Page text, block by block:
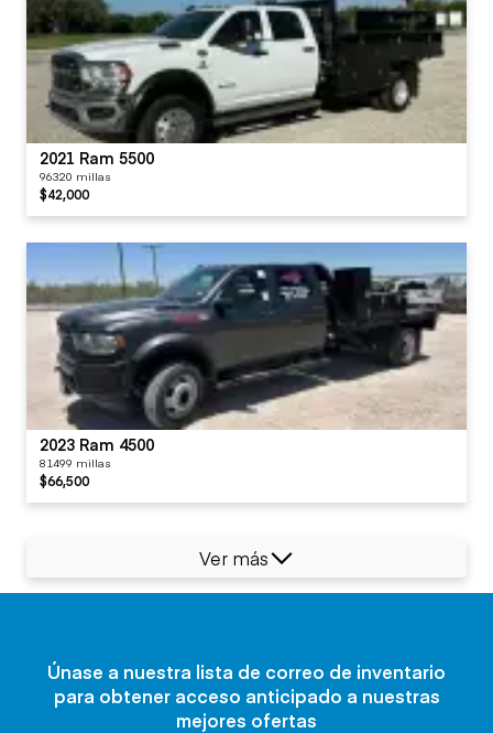
2021 Ram 5500
96320 millas
$42,000
2023 Ram 4500
81499 millas
$66,500
Ver más
Únase a nuestra lista de correo de inventario
para obtener acceso anticipado a nuestras
mejores ofertas